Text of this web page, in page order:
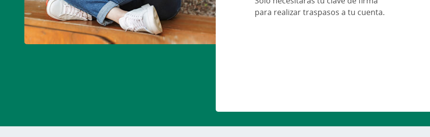
para realizar traspasos a tu cuenta.